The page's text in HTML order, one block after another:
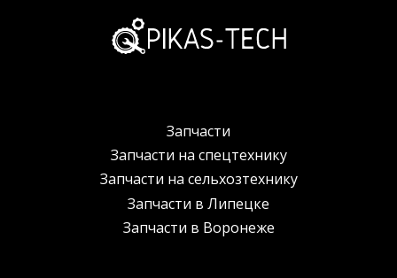
Запчасти
Запчасти на спецтехнику
Запчасти на сельхозтехнику
Запчасти в Липецке
Запчасти в Воронеже